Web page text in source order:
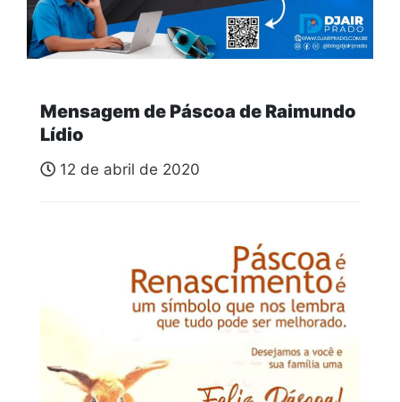
Mensagem de Páscoa de Raimundo
Lídio
12 de abril de 2020